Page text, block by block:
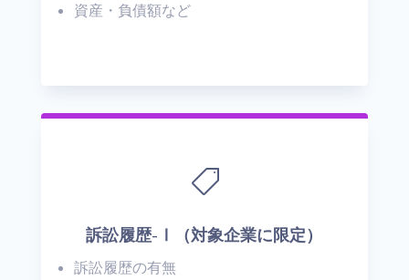
資産・負債額など

訴訟履歴-Ⅰ（対象企業に限定）
訴訟履歴の有無